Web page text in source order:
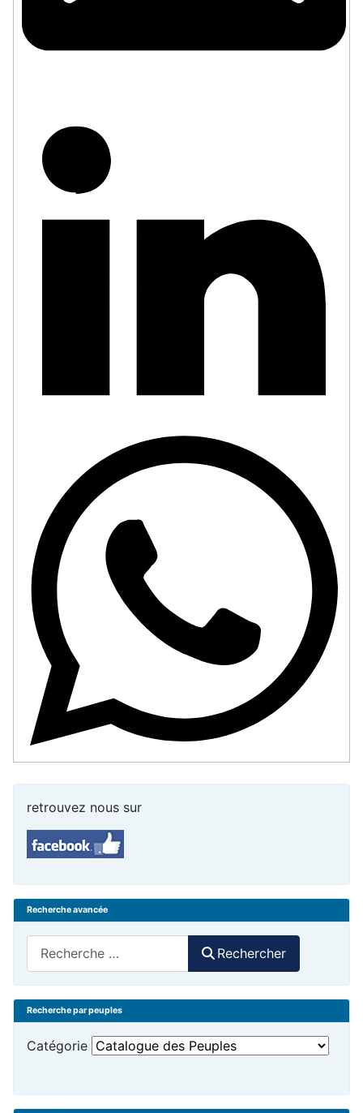
retrouvez nous sur
Recherche avancée
Rechercher
Recherche par peuples
Catégorie